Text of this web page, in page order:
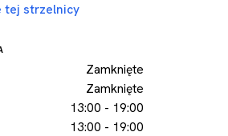
tej strzelnicy
Zamknięte
Zamknięte
13:00 - 19:00
13:00 - 19:00